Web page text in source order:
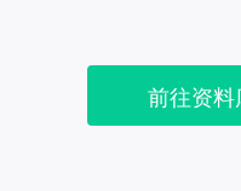
前往资料